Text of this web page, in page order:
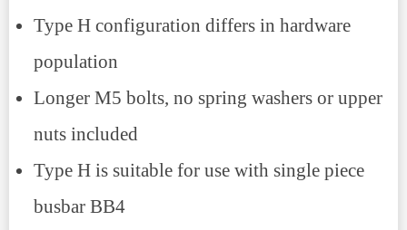
Type H configuration differs in hardware
population
Longer M5 bolts, no spring washers or upper
nuts included
Type H is suitable for use with single piece
busbar BB4